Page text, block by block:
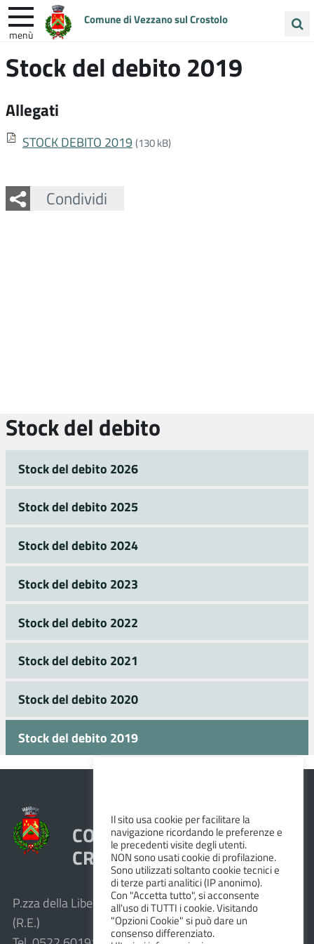
Comune di Vezzano sul Crostolo
menù
nel
ENTRA IN COMUNE VIVI VEZZANO
Stock del debito 2019
Allegati
STOCK DEBITO 2019(130 kB)
Condividi
Facebook
Twitter
Whatsapp
Stock del debito
Stock del debito 2026
Stock del debito 2025
Stock del debito 2024
Stock del debito 2023
Stock del debito 2022
Stock del debito 2021
Stock del debito 2020
Stock del debito 2019
COMUNE DI VEZZANO SUL
CROSTOLO
P.zza della Libertà, 1 – 42030 Vezzano sul Crostolo
(R.E.)
Il sito usa cookie per facilitare la
navigazione ricordando le preferenze e
le precedenti visite degli utenti.
NON sono usati cookie di profilazione.
Sono utilizzati soltanto cookie tecnici e
di terze parti analitici (IP anonimo).
Con "Accetta tutto", si acconsente
all'uso di TUTTI i cookie. Visitando
"Opzioni Cookie" si può dare un
consenso differenziato.